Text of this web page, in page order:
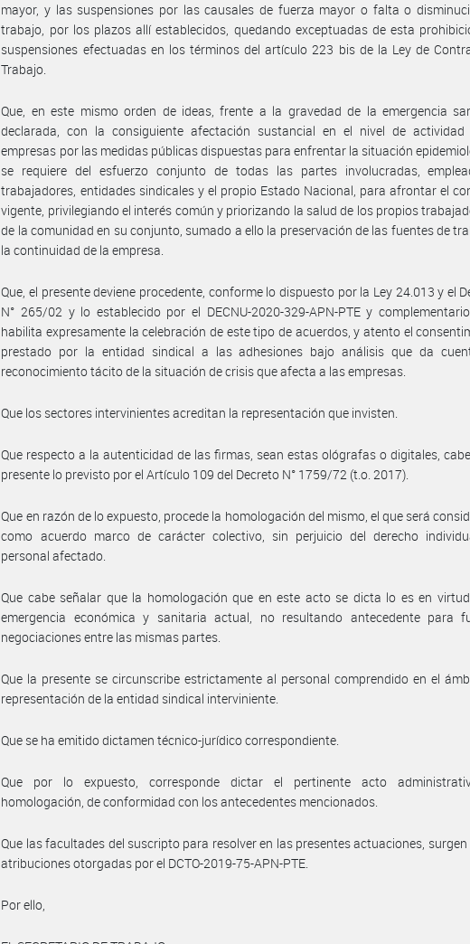
mayor, y las suspensiones por las causales de fuerza mayor o falta o
trabajo, por los plazos allí establecidos, quedando exceptuadas de esta
suspensiones efectuadas en los términos del artículo 223 bis de la Ley de
Trabajo.
Que, en este mismo orden de ideas, frente a la gravedad de la emergencia
declarada, con la consiguiente afectación sustancial en el nivel de
empresas por las medidas públicas dispuestas para enfrentar la situación
se requiere del esfuerzo conjunto de todas las partes involucradas,
trabajadores, entidades sindicales y el propio Estado Nacional, para afrontar el
vigente, privilegiando el interés común y priorizando la salud de los propios
de la comunidad en su conjunto, sumado a ello la preservación de las fuentes de
la continuidad de la empresa.
Que, el presente deviene procedente, conforme lo dispuesto por la Ley 24.013 y el
N° 265/02 y lo establecido por el DECNU-2020-329-APN-PTE y
habilita expresamente la celebración de este tipo de acuerdos, y atento el
prestado por la entidad sindical a las adhesiones bajo análisis que da
reconocimiento tácito de la situación de crisis que afecta a las empresas.
Que los sectores intervinientes acreditan la representación que invisten.
Que respecto a la autenticidad de las firmas, sean estas ológrafas o digitales,
presente lo previsto por el Artículo 109 del Decreto N° 1759/72 (t.o. 2017).
Que en razón de lo expuesto, procede la homologación del mismo, el que será
como acuerdo marco de carácter colectivo, sin perjuicio del derecho
personal afectado.
Que cabe señalar que la homologación que en este acto se dicta lo es en
emergencia económica y sanitaria actual, no resultando antecedente para
negociaciones entre las mismas partes.
Que la presente se circunscribe estrictamente al personal comprendido en el
representación de la entidad sindical interviniente.
Que se ha emitido dictamen técnico-jurídico correspondiente.
Que por lo expuesto, corresponde dictar el pertinente acto
homologación, de conformidad con los antecedentes mencionados.
Que las facultades del suscripto para resolver en las presentes actuaciones, surgen
atribuciones otorgadas por el DCTO-2019-75-APN-PTE.
Por ello,